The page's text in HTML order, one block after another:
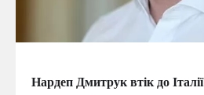
Нардеп Дмитрук втік до Італії